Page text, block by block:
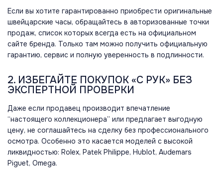
Если вы хотите гарантированно приобрести оригинальные
швейцарские часы, обращайтесь в авторизованные точки
продаж, список которых всегда есть на официальном
сайте бренда. Только там можно получить официальную
гарантию, сервис и полную уверенность в подлинности.
2. ИЗБЕГАЙТЕ ПОКУПОК «С РУК» БЕЗ
ЭКСПЕРТНОЙ ПРОВЕРКИ
Даже если продавец производит впечатление
“настоящего коллекционера” или предлагает выгодную
цену, не соглашайтесь на сделку без профессионального
осмотра. Особенно это касается моделей с высокой
ликвидностью: Rolex, Patek Philippe, Hublot, Audemars
Piguet, Omega.